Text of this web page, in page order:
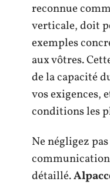
reconnue
verticale, doit
exemples
aux vôtres.
de la capacité
vos exigences,
conditions les
Ne négligez
détaillé.